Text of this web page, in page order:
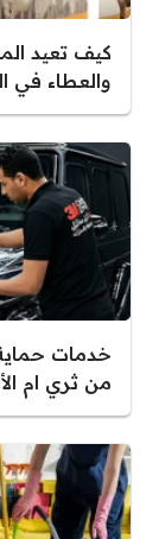
كيف تعيد
والعطاء في
خدمات
من ثري ام